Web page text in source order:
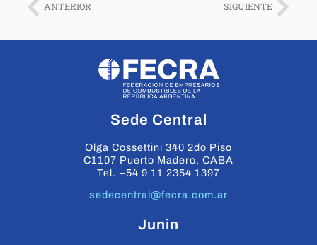
ANTERIOR SIGUIENTE
Sede Central
Olga Cossettini 340 2do Piso
C1107 Puerto Madero, CABA
Tel. +54 9 11 2354 1397
sedecentral@fecra.com.ar
Junin